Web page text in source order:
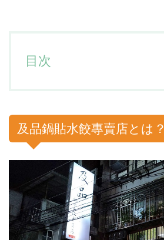
目次
及品鍋貼水餃專賣店とは？